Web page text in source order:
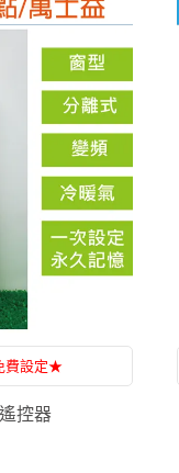
費設定★
售後服務沒煩惱
控器